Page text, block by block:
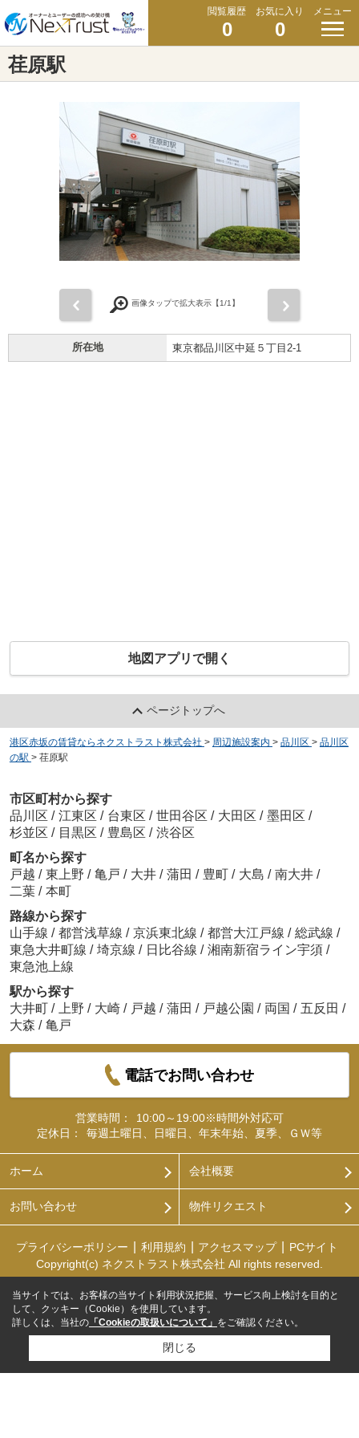
閲覧履歴
0
お気に入り
0
メニュー
荏原駅
画像タップで拡大表示【1/1】
所在地 東京都品川区中延５丁目2-1
地図アプリで開く
ページトップへ
港区赤坂の賃貸ならネクストラスト株式会社 > 周辺施設案内 > 品川区 > 品川区
の駅 > 荏原駅
市区町村から探す
品川区 / 江東区 / 台東区 / 世田谷区 / 大田区 / 墨田区 /
杉並区 / 目黒区 / 豊島区 / 渋谷区
町名から探す
戸越 / 東上野 / 亀戸 / 大井 / 蒲田 / 豊町 / 大島 / 南大井 /
二葉 / 本町
路線から探す
山手線 / 都営浅草線 / 京浜東北線 / 都営大江戸線 / 総武線 /
東急大井町線 / 埼京線 / 日比谷線 / 湘南新宿ライン宇須 /
東急池上線
駅から探す
大井町 / 上野 / 大崎 / 戸越 / 蒲田 / 戸越公園 / 両国 / 五反田 /
大森 / 亀戸
電話でお問い合わせ
営業時間：
10:00～19:00※時間外対応可
定休日：
毎週土曜日、日曜日、年末年始、夏季、ＧＷ等
ホーム 会社概要
お問い合わせ 物件リクエスト
プライバシーポリシー 利用規約 アクセスマップ
PCサイト
Copyright(c) ネクストラスト株式会社 All rights reserved.
当サイトでは、お客様の当サイト利用状況把握、サービス向上検討を目的と
して、クッキー（Cookie）を使用しています。
詳しくは、当社の 「Cookieの取扱いについて」 をご確認ください。
閉じる